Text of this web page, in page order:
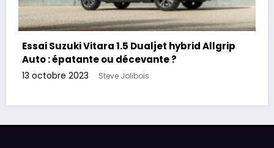
Essai Suzuki Vitara 1.5 Dualjet hybrid Allgrip
Auto : épatante ou décevante ?
13 octobre 2023 Steve Jolibois